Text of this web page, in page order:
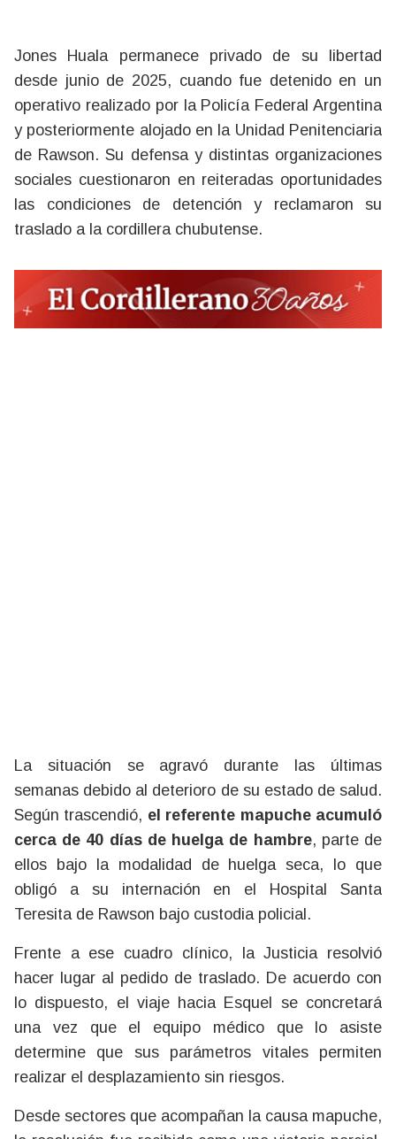
Jones Huala permanece privado de su libertad
desde junio de 2025, cuando fue detenido en un
operativo realizado por la Policía Federal Argentina
y posteriormente alojado en la Unidad Penitenciaria
de Rawson. Su defensa y distintas organizaciones
sociales cuestionaron en reiteradas oportunidades
las condiciones de detención y reclamaron su
traslado a la cordillera chubutense.
La situación se agravó durante las últimas
semanas debido al deterioro de su estado de salud.
Según trascendió, el referente mapuche acumuló
cerca de 40 días de huelga de hambre, parte de
ellos bajo la modalidad de huelga seca, lo que
obligó a su internación en el Hospital Santa
Teresita de Rawson bajo custodia policial.
Frente a ese cuadro clínico, la Justicia resolvió
hacer lugar al pedido de traslado. De acuerdo con
lo dispuesto, el viaje hacia Esquel se concretará
una vez que el equipo médico que lo asiste
determine que sus parámetros vitales permiten
realizar el desplazamiento sin riesgos.
Desde sectores que acompañan la causa mapuche,